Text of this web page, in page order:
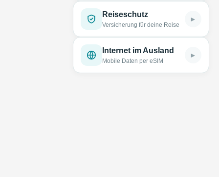
Reiseschutz
Versicherung für deine Reise
►
Internet im Ausland
Mobile Daten per eSIM
►